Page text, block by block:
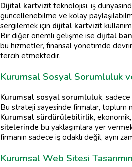
Dijital kartvizit teknolojisi, iş
güncellenebilme ve kolay
sergilemek için dijital kartvizit
Bir diğer önemli gelişme ise dijital
bu hizmetler, finansal yönetimde
tercih etmektedir.
Kurumsal Sosyal Sorumluluk
Kurumsal sosyal sorumluluk, sadece
Bu strateji sayesinde firmalar, toplum
Kurumsal sürdürülebilirlik,
sitelerinde bu yaklaşımlara yer
firmanın sadece iş odaklı değil, aynı
Kurumsal Web Sitesi